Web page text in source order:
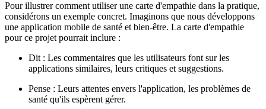
Pour illustrer comment utiliser une carte d'empathie dans la pratique,
considérons un exemple concret. Imaginons que nous développons
une application mobile de santé et bien-être. La carte d'empathie
pour ce projet pourrait inclure :
Dit : Les commentaires que les utilisateurs font sur les
applications similaires, leurs critiques et suggestions.
Pense : Leurs attentes envers l'application, les problèmes de
santé qu'ils espèrent gérer.